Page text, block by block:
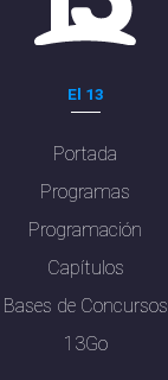
El 13
Portada
Programas
Programación
Capítulos
Bases de Concursos
13Go